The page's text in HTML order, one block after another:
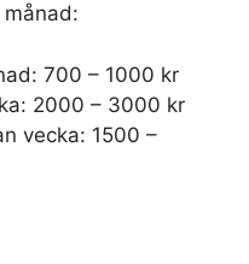
700 – 1000 kr
2000 – 3000 kr
vecka: 1500 –